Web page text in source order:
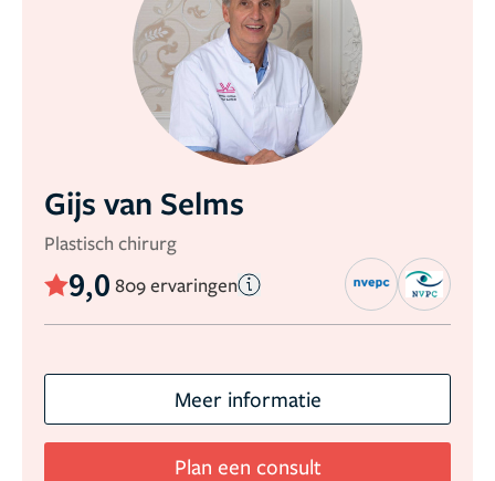
Gijs van Selms
Plastisch chirurg
9,0 809 ervaringen
Meer informatie
Plan een consult